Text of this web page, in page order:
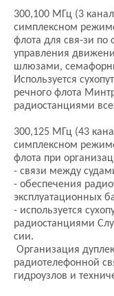
300,100 МГц (3
симплексном
флота для свя-зи по
управления
шлюзами,
Используется
речного флота
радиостанциями
300,125 МГц (43
симплексном
флота при
- связи между
- обеспечения
эксплуатационных
- используется
радиостанциями
сии.
Организация
радиотелефонной
гидроузлов и